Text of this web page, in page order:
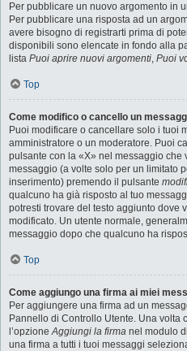
Per pubblicare un nuovo argomento in
Per pubblicare una risposta ad un
avere bisogno di registrarti prima di
disponibili sono elencate in fondo alla
lista Puoi aprire nuovi argomenti, Puoi
Top
Come modifico o cancello un
Puoi modificare o cancellare solo i tuoi
amministratore o un moderatore. Puoi
pulsante con la «X» nel messaggio che
messaggio (a volte solo per un limitato
inserimento) premendo il pulsante
qualcuno ha già risposto al tuo
potresti trovare del testo aggiunto dove
modificato. Un utente normale,
messaggio dopo che qualcuno ha
Top
Come aggiungo una firma ai miei
Per aggiungere una firma ad un
Pannello di Controllo Utente. Una volta
l’opzioneAggiungi la firma nel modulo
una firma a tutti i tuoi messaggi